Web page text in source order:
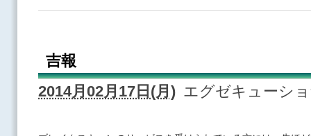
吉報
2014月02月17日(月) エグゼキューシ